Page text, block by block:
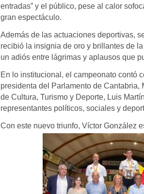
entradas” y el público, pese al calor
gran espectáculo.
Además de las actuaciones deportivas,
recibió la insignia de oro y brillantes de
un adiós entre lágrimas y aplausos que
En lo institucional, el campeonato contó
presidenta del Parlamento de
de Cultura, Turismo y Deporte, Luis
representantes políticos, sociales y
Con este nuevo triunfo, Víctor González